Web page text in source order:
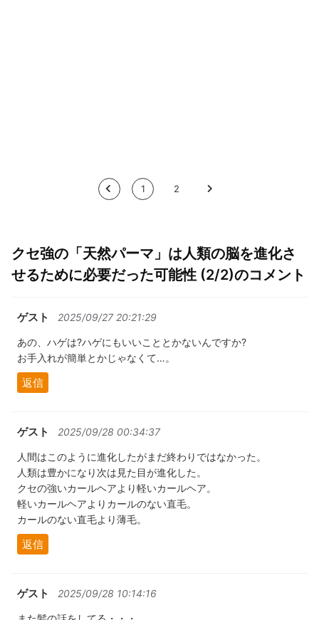
< 1 2 >
クセ強の「天然パーマ」は人類の脳を進化さ
せるために必要だった可能性 (2/2)のコメント
ゲスト 2025/09/27 20:21:29
あの、ハゲは?ハゲにもいいこととかないんですか?
お手入れが簡単とかじゃなくて…。
返信
ゲスト 2025/09/28 00:34:37
人間はこのように進化したがまだ終わりではなかった。
人類は豊かになり次は見た目が進化した。
クセの強いカールヘアより軽いカールヘア。
軽いカールヘアよりカールのない直毛。
カールのない直毛より薄毛。
返信
ゲスト 2025/09/28 10:14:16